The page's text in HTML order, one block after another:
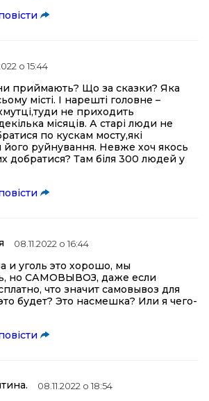
о 15:44
приймають? Що за сказки? Яка
місті. І нарешті головне –
не приходить
місяців. А старі люди не
по кускам мосту,які
його руйнування. Невже хоч якось
добратися? Там біля 300 людей у
08.11.2022 о 16:44
и уголь это хорошо, мы
но САМОВЫВОЗ, даже если
что значит самовывоз для
будет? Это насмешка? Или я чего-
08.11.2022 о 18:54